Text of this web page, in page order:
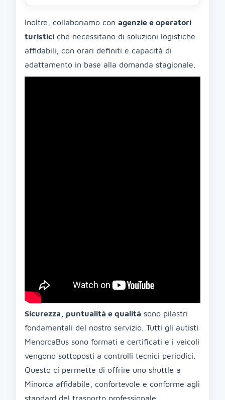
Inoltre, collaboriamo con agenzie e operatori
turistici che necessitano di soluzioni logistiche
affidabili, con orari definiti e capacità di
adattamento in base alla domanda stagionale.
Sicurezza, puntualità e qualità sono pilastri
fondamentali del nostro servizio. Tutti gli autisti
MenorcaBus sono formati e certificati e i veicoli
vengono sottoposti a controlli tecnici periodici.
Questo ci permette di offrire uno shuttle a
Minorca affidabile, confortevole e conforme agli
standard del trasporto professionale.